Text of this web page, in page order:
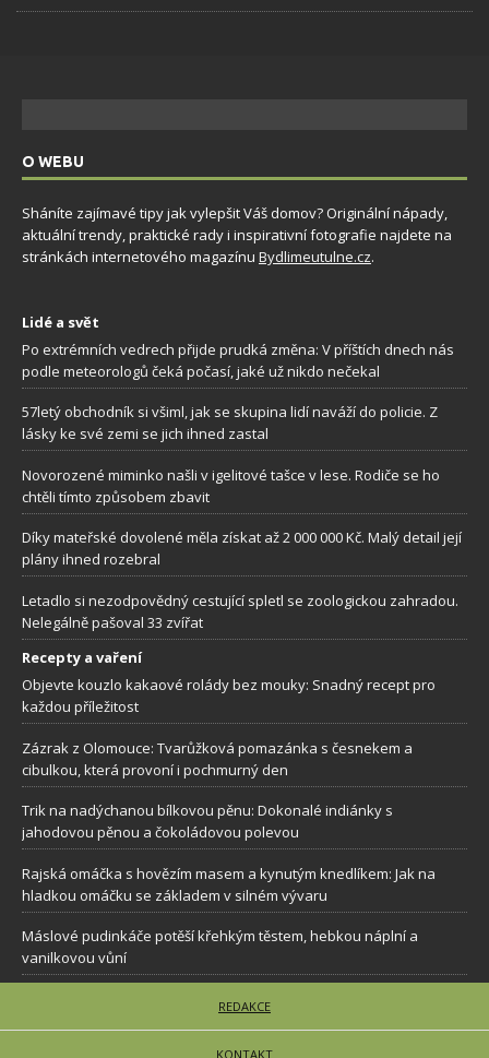
O WEBU
Sháníte zajímavé tipy jak vylepšit Váš domov? Originální nápady,
aktuální trendy, praktické rady i inspirativní fotografie najdete na
stránkách internetového magazínu Bydlimeutulne.cz.
Lidé a svět
Po extrémních vedrech přijde prudká změna: V příštích dnech nás
podle meteorologů čeká počasí, jaké už nikdo nečekal
57letý obchodník si všiml, jak se skupina lidí naváží do policie. Z
lásky ke své zemi se jich ihned zastal
Novorozené miminko našli v igelitové tašce v lese. Rodiče se ho
chtěli tímto způsobem zbavit
Díky mateřské dovolené měla získat až 2 000 000 Kč. Malý detail její
plány ihned rozebral
Letadlo si nezodpovědný cestující spletl se zoologickou zahradou.
Nelegálně pašoval 33 zvířat
Recepty a vaření
Objevte kouzlo kakaové rolády bez mouky: Snadný recept pro
každou příležitost
Zázrak z Olomouce: Tvarůžková pomazánka s česnekem a
cibulkou, která provoní i pochmurný den
Trik na nadýchanou bílkovou pěnu: Dokonalé indiánky s
jahodovou pěnou a čokoládovou polevou
Rajská omáčka s hovězím masem a kynutým knedlíkem: Jak na
hladkou omáčku se základem v silném vývaru
Máslové pudinkáče potěší křehkým těstem, hebkou náplní a
vanilkovou vůní
REDAKCE
KONTAKT